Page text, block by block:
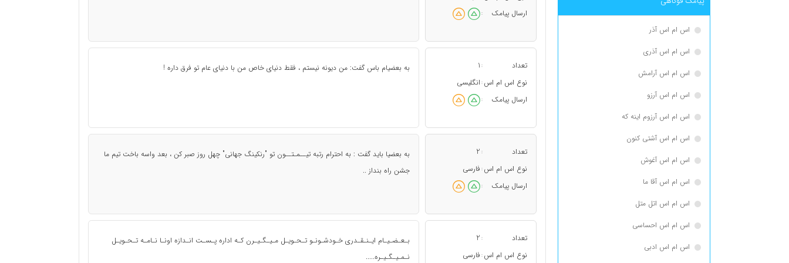
اس ام اس آذر
اس ام اس آذری
اس ام اس آرامش
اس ام اس آرزو
اس ام اس آرزوم اینه که
اس ام اس آشتی کنون
اس ام اس آغوش
اس ام اس آقا ما
اس ام اس اتل متل
اس ام اس احساسی
اس ام اس ادبی
ارسال پیامک
:
تعداد :
1
نوع اس ام اس : انگلیسی
ارسال پیامک
:
به بعضیام باس گفت: من دیونه نیستم ، فقط دنیای خاص من با دنیای عام تو فرق داره !
تعداد :
2
نوع اس ام اس : فارسی
ارسال پیامک
:
به بعضیا باید گفت : به احترام رتبه تیــمـتــون تو "رنکینگ جهانی" چهل روز صبر کن ، بعد واسه باخت تیم ما
جشن راه بنداز ..
تعداد :
2
نوع اس ام اس : فارسی
بـعـضـیـام ایـنـقـدری خـودشـونـو تـحـویـل مـیـگـیـرن کـه اداره پـسـت انـدازه اونـا نـامـه تـحـویـل
نـمـیـگـیـره.....